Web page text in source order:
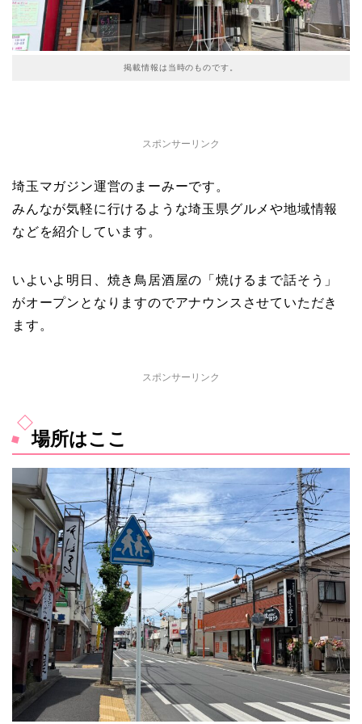
掲載情報は当時のものです。
スポンサーリンク
埼玉マガジン運営のまーみーです。
みんなが気軽に行けるような埼玉県グルメや地域情報
などを紹介しています。
いよいよ明日、焼き鳥居酒屋の「焼けるまで話そう」
がオープンとなりますのでアナウンスさせていただき
ます。
スポンサーリンク
場所はここ